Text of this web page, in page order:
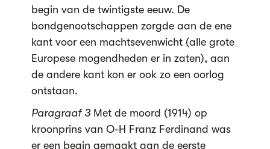
begin van de twintigste eeuw. De
bondgenootschappen zorgde aan de ene
kant voor een machtsevenwicht (alle grote
Europese mogendheden er in zaten), aan
de andere kant kon er ook zo een oorlog
ontstaan.
Paragraaf 3Met de moord (1914) op
kroonprins van O-H Franz Ferdinand was
er een begin gemaakt aan de eerste